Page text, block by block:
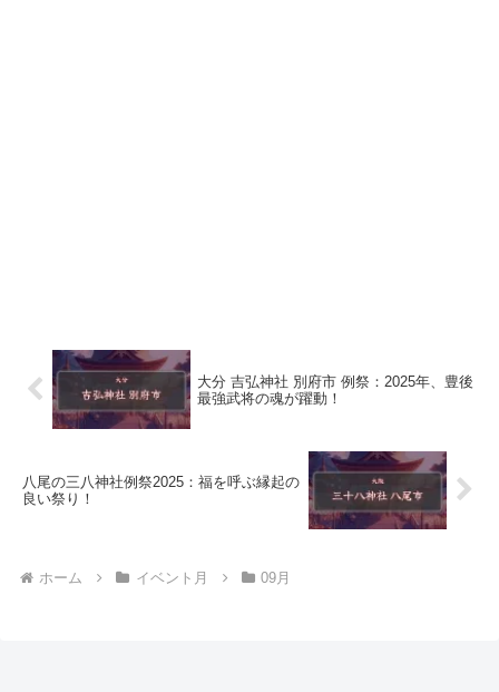
大分 吉弘神社 別府市 例祭：2025年、豊後
最強武将の魂が躍動！
八尾の三八神社例祭2025：福を呼ぶ縁起の
良い祭り！
ホーム イベント月 09月